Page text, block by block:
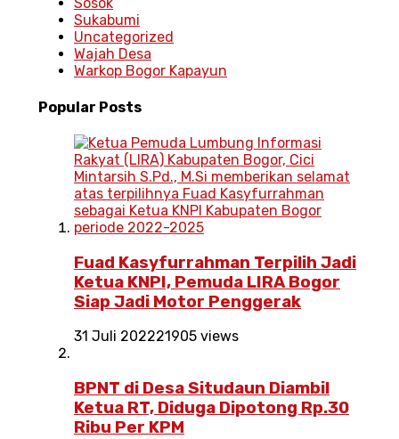
Sosok
Sukabumi
Uncategorized
Wajah Desa
Warkop Bogor Kapayun
Popular Posts
Fuad Kasyfurrahman Terpilih Jadi
Ketua KNPI, Pemuda LIRA Bogor
Siap Jadi Motor Penggerak
31 Juli 202221905 views
BPNT di Desa Situdaun Diambil
Ketua RT, Diduga Dipotong Rp.30
Ribu Per KPM